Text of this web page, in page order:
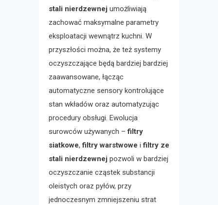
stali nierdzewnej umożliwiają
zachować maksymalne parametry
eksploatacji wewnątrz kuchni. W
przyszłości można, że też systemy
oczyszczające będą bardziej bardziej
zaawansowane, łącząc
automatyczne sensory kontrolujące
stan wkładów oraz automatyzując
procedury obsługi. Ewolucja
surowców używanych –filtry
siatkowe,filtry warstwowe ifiltry ze
stali nierdzewnej pozwoli w bardziej
oczyszczanie cząstek substancji
oleistych oraz pyłów, przy
jednoczesnym zmniejszeniu strat